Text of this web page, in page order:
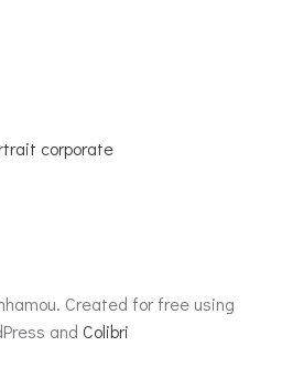
corporate
Created for free using
and Colibri